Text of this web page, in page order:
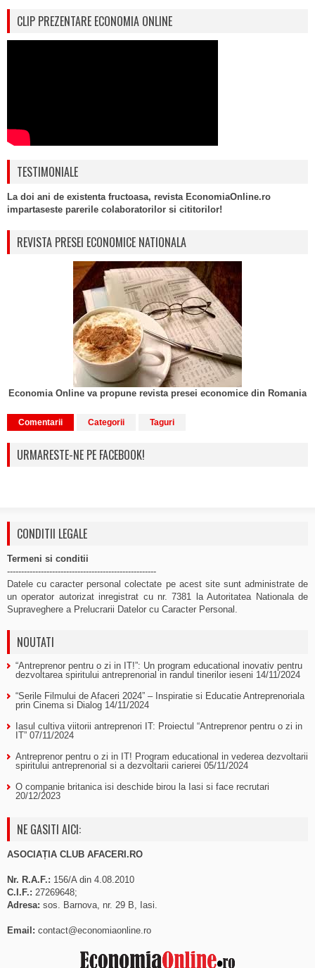
CLIP PREZENTARE ECONOMIA ONLINE
TESTIMONIALE
La doi ani de existenta fructoasa, revista EconomiaOnline.ro
impartaseste parerile colaboratorilor si cititorilor!
REVISTA PRESEI ECONOMICE NATIONALA
Economia Online va propune revista presei economice din Romania
Comentarii Categorii Taguri
URMARESTE-NE PE FACEBOOK!
CONDITII LEGALE
Termeni si conditii
-----------------------------------------------------
Datele cu caracter personal colectate pe acest site sunt administrate de
un operator autorizat inregistrat cu nr. 7381 la Autoritatea Nationala de
Supraveghere a Prelucrarii Datelor cu Caracter Personal.
NOUTATI
“Antreprenor pentru o zi in IT!”: Un program educational inovativ pentru
dezvoltarea spiritului antreprenorial in randul tinerilor ieseni 14/11/2024
“Serile Filmului de Afaceri 2024” – Inspiratie si Educatie Antreprenoriala
prin Cinema si Dialog 14/11/2024
Iasul cultiva viitorii antreprenori IT: Proiectul “Antreprenor pentru o zi in
IT” 07/11/2024
Antreprenor pentru o zi in IT! Program educational in vederea dezvoltarii
spiritului antreprenorial si a dezvoltarii carierei 05/11/2024
O companie britanica isi deschide birou la Iasi si face recrutari
20/12/2023
NE GASITI AICI:
ASOCIAȚIA CLUB AFACERI.RO
Nr. R.A.F.: 156/A din 4.08.2010
C.I.F.: 27269648;
Adresa: sos. Barnova, nr. 29 B, Iasi.
Email: contact@economiaonline.ro